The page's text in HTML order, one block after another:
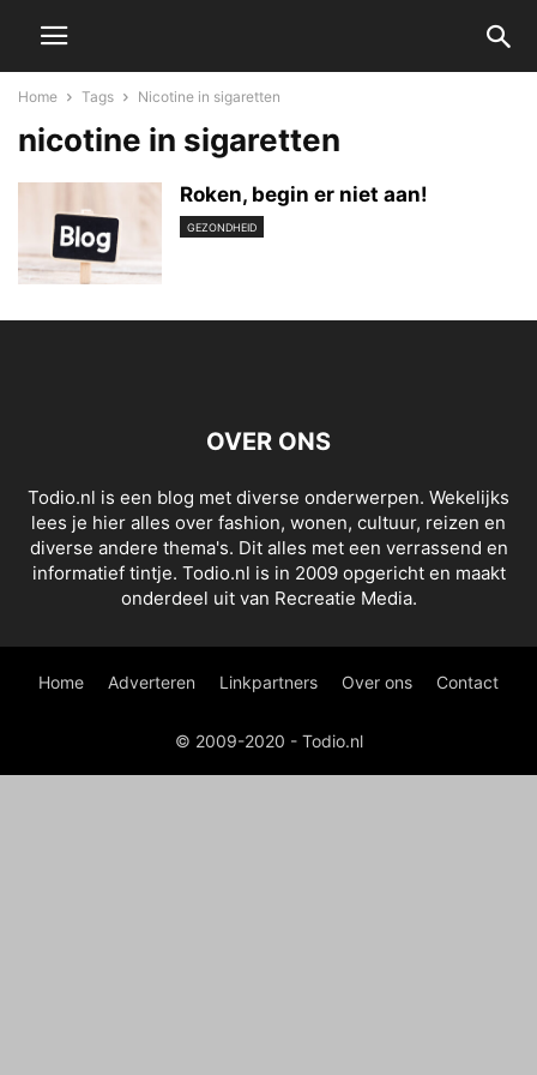
Home Tags Nicotine in sigaretten
nicotine in sigaretten
Roken, begin er niet aan!
GEZONDHEID
OVER ONS
Todio.nl is een blog met diverse onderwerpen. Wekelijks
lees je hier alles over fashion, wonen, cultuur, reizen en
diverse andere thema's. Dit alles met een verrassend en
informatief tintje. Todio.nl is in 2009 opgericht en maakt
onderdeel uit van Recreatie Media.
Home Adverteren Linkpartners Over ons Contact
© 2009-2020 - Todio.nl